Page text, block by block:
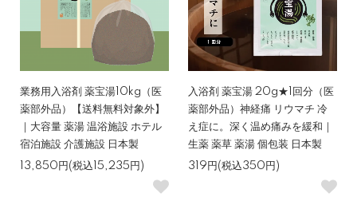
業務用入浴剤 薬宝湯10kg（医
薬部外品）【送料無料対象外】
｜大容量 薬湯 温浴施設 ホテル
宿泊施設 介護施設 日本製
13,850円(税込15,235円)
入浴剤 薬宝湯 20g★1回分（医
薬部外品）神経痛 リウマチ 冷
え症に。深く温め痛みを緩和｜
生薬 薬草 薬湯 個包装 日本製
319円(税込350円)